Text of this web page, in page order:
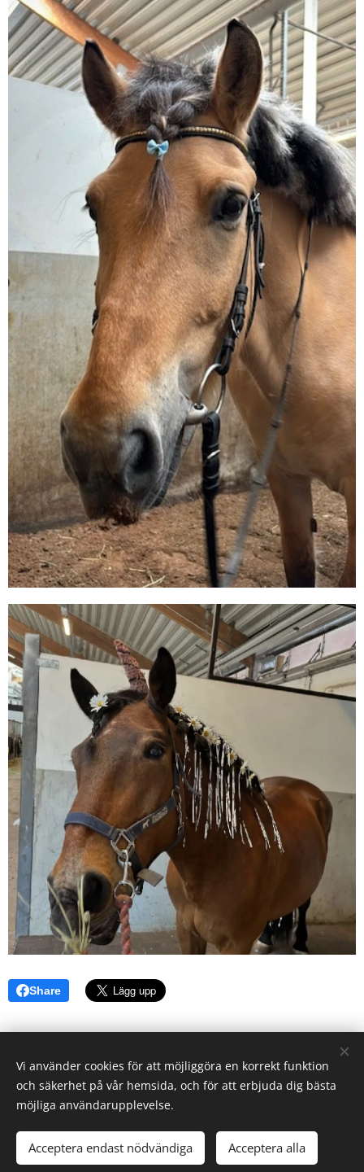
Share
Karby Ridanläggning drivs av Ryttarcenter i Täby AB på
uppdrag avTäby Kommun.
Täby Ryttarcenter & Täby Ryttarsällskap
Efraimsbergsvägen 7, 187 75 Täby
Cookies
Vi använder cookies för att möjliggöra en korrekt funktion
och säkerhet på vår hemsida, och för att erbjuda dig bästa
möjliga användarupplevelse.
Acceptera endast nödvändiga Acceptera alla